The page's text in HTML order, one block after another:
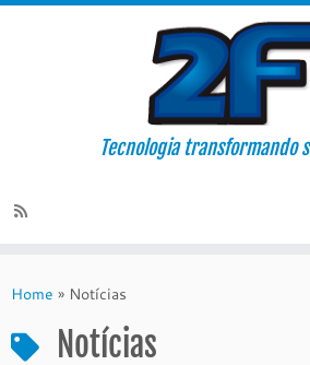
Tecnologia transformando
Home » Notícias
Notícias